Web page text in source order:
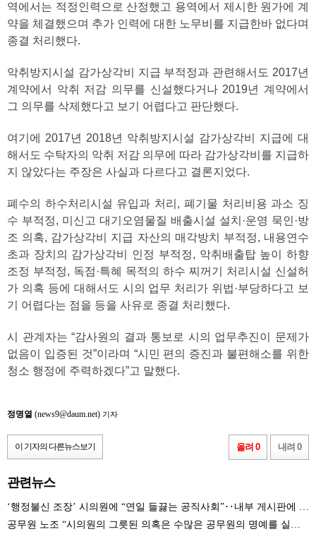
역에서는 적정인력으로 산정했고 용역에서 제시한 원가에 계
약을 체결했으며 추가 인력에 대한 노무비를 지급한바 없다며
종결 처리했다.
악취방지시설 감가상각비 지급 부적정과 관련해서도 2017년
계약에서 악취 저감 의무를 신설했다거나 2019년 계약에서
그 의무를 삭제했다고 보기 어렵다고 판단했다.
여기에 2017년 2018년 악취방지시설 감가상각비 지급에 대
해서도 수탁자의 악취 저감 의무에 따라 감가상각비를 지급하
지 않았다는 주장은 사실과 다르다고 결론지었다.
폐수의 하수처리시설 유입과 처리, 폐기물 처리비용 과소 징
수 부적정, 미신고 대기오염물질 배출시설 설치·운영 묵인·방
조 의혹, 감가상각비 지급 자산의 매각방치 부적정, 내용연수
초과 장치의 감가상각비 인정 부적정, 악취배출탑 높이 하향
조정 부적정, 독점·특혜 목적의 하수 찌꺼기 처리시설 신설허
가 의혹 등에 대해서도 시의 업무 처리가 위법·부당하다고 보
기 어렵다는 점을 등을 사유로 종결 처리했다.
시 관계자는 “감사원의 결과 통보로 시의 업무추진이 문제가
없음이 입증된 것”이라며 “시민 편의 증진과 불편해소를 위한
청소 행정에 주력하겠다”고 말했다.
정명열 (news9@daum.net) 기자
이 기자의 다른뉴스보기 올려 0 내려 0
관련뉴스
‘행정불신 조장’ 시의원에 “연일 들끓는 공직사회”‥내부 게시판에 ‘격문까지’ 등장
공무원 노조 “시의원의 그릇된 의혹은 수많은 공무원의 명예를 실추시켰다” 성토